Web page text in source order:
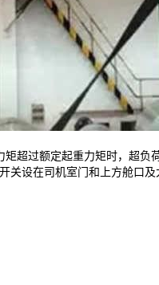
过额定起重力矩时，超负
设在司机室门和上方舱口